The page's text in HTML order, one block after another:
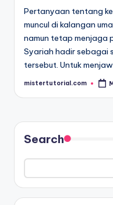
Pertanyaan tentang
muncul di kalangan
namun tetap menjaga
Syariah hadir sebagai
tersebut. Untuk
Posted
mistertutorial.com
Search